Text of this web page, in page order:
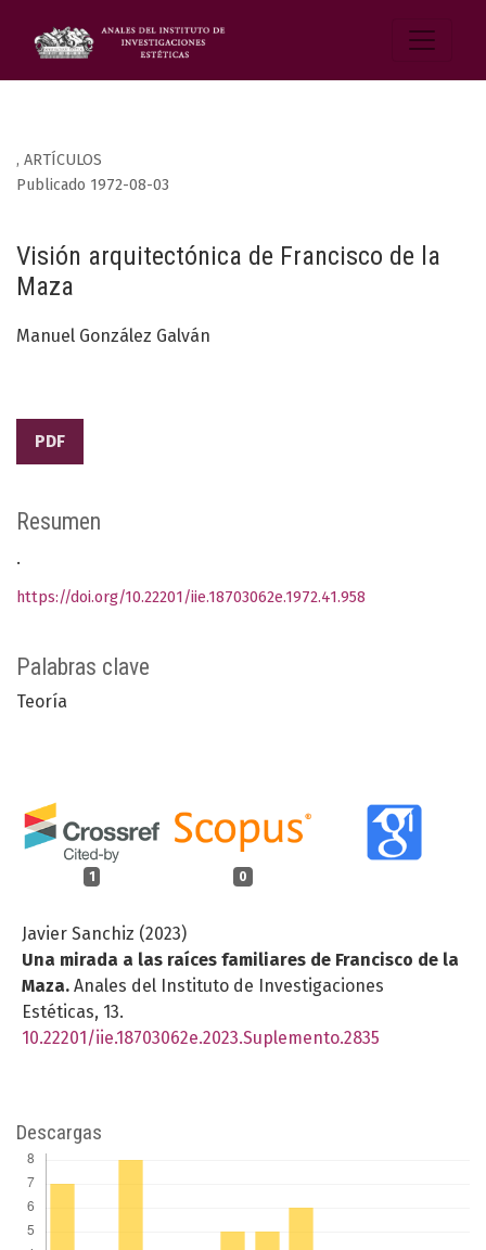
, ARTÍCULOS
Visión arquitectónica de Francisco de la
Maza
Publicado 1972-08-03
Manuel González Galván
PDF
Palabras clave
Teoría
1 0
Javier Sanchiz (2023)
Una mirada a las raíces familiares de Francisco de la
Maza. Anales del Instituto de Investigaciones
Estéticas, 13.
10.22201/iie.18703062e.2023.Suplemento.2835
Resumen
.
https://doi.org/10.22201/iie.18703062e.1972.41.958
Descargas